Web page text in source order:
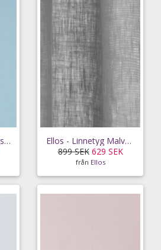
Ellos - Mörkläggningstyg Filippa i 3-metersklipp - Blå
Ellos - Linnetyg Malva i 3-metersklipp - Grå
899 SEK 629 SEK
från Ellos